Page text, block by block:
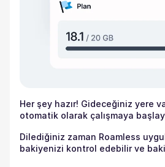
Her şey hazır! Gideceğiniz yere
otomatik olarak çalışmaya
Dilediğiniz zaman Roamless
bakiyenizi kontrol edebilir ve